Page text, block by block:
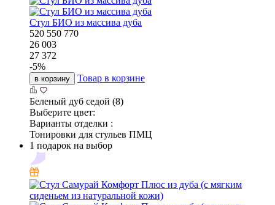
Стул БИО из массива дуба
520 550 770
26 003
27 372
-5%
в корзину Товар в корзине
Беленый дуб седой (8)
Выберите цвет:
Варианты отделки :
Тонировки для стульев ПМЦ
1 подарок на выбор